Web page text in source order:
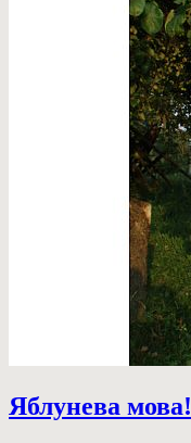
Яблунева мова!